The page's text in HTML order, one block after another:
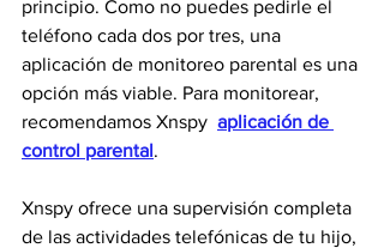
principio. Como no puedes pedirle el
teléfono cada dos por tres, una
aplicación de monitoreo parental es una
opción más viable. Para monitorear,
recomendamos Xnspy aplicación de
control parental.
Xnspy ofrece una supervisión completa
de las actividades telefónicas de tu hijo,